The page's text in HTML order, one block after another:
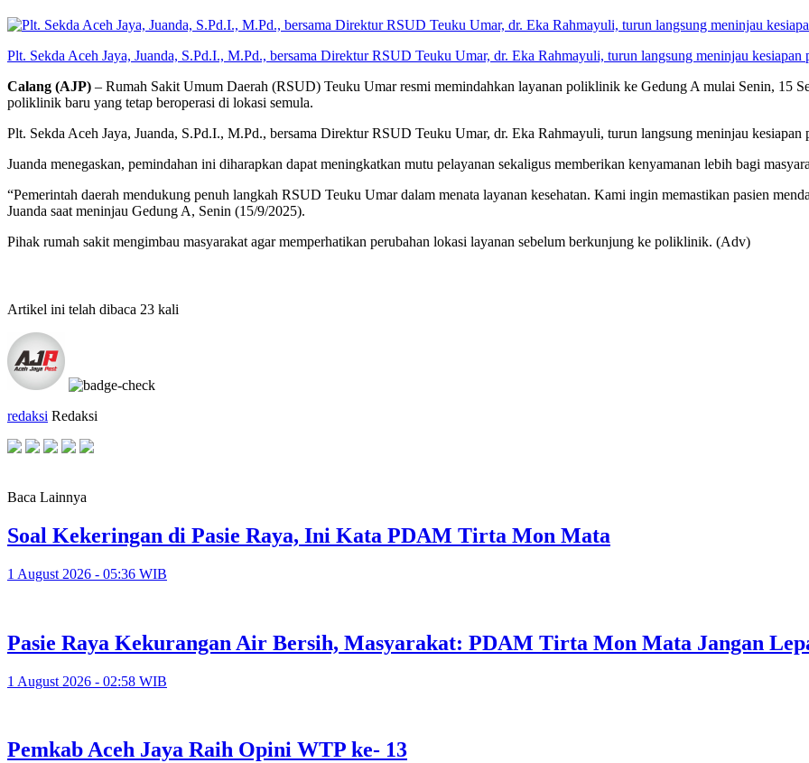
Plt. Sekda Aceh Jaya, Juanda, S.Pd.I., M.Pd., bersama Direktur RSUD Teuku Umar, dr. Eka Rahmayuli, turun langsung meninjau
Calang (AJP) – Rumah Sakit Umum Daerah (RSUD) Teuku Umar resmi memindahkan layanan poliklinik ke Gedung A mulai Senin, 15
poliklinik baru yang tetap beroperasi di lokasi semula.
Plt. Sekda Aceh Jaya, Juanda, S.Pd.I., M.Pd., bersama Direktur RSUD Teuku Umar, dr. Eka Rahmayuli, turun langsung meninjau
Juanda menegaskan, pemindahan ini diharapkan dapat meningkatkan mutu pelayanan sekaligus memberikan kenyamanan lebih bagi
“Pemerintah daerah mendukung penuh langkah RSUD Teuku Umar dalam menata layanan kesehatan. Kami ingin memastikan pasien
Juanda saat meninjau Gedung A, Senin (15/9/2025).
Pihak rumah sakit mengimbau masyarakat agar memperhatikan perubahan lokasi layanan sebelum berkunjung ke poliklinik. (Adv)
Artikel ini telah dibaca 23 kali
redaksi Redaksi
Baca Lainnya
Soal Kekeringan di Pasie Raya, Ini Kata PDAM Tirta Mon Mata
1 August 2026 - 05:36 WIB
Pasie Raya Kekurangan Air Bersih, Masyarakat: PDAM Tirta Mon Mata Jangan
1 August 2026 - 02:58 WIB
Pemkab Aceh Jaya Raih Opini WTP ke- 13